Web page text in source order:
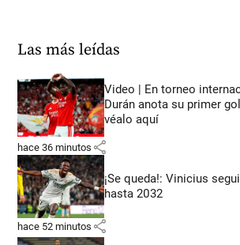
Las más leídas
Video | En torneo
Durán anota su primer
véalo aquí
hace 36 minutos share
¡Se queda!: Vinicius
hasta 2032
hace 52 minutos share